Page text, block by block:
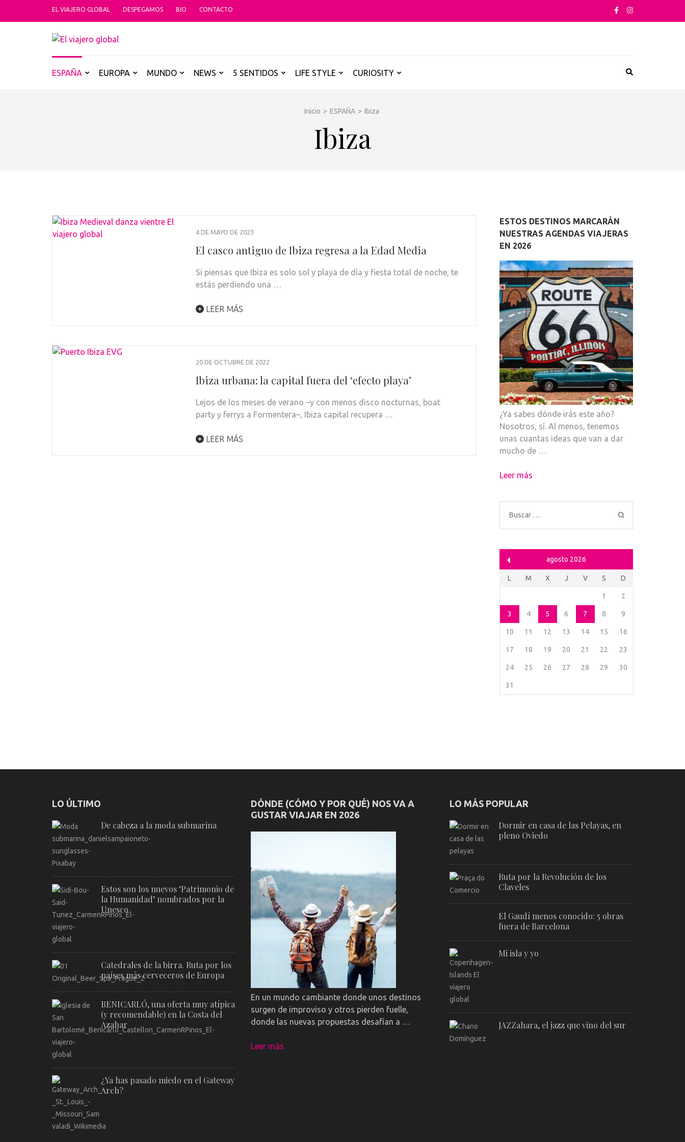
EL VIAJERO GLOBAL DESPEGAMOS BIO CONTACTO
ESPAÑA EUROPA MUNDO NEWS 5 SENTIDOS LIFE STYLE CURIOSITY
Inicio > ESPAÑA > Ibiza
Ibiza
4 DE MAYO DE 2023
El casco antiguo de Ibiza regresa a la Edad Media
Si piensas que Ibiza es solo sol y playa de día y fiesta total de noche, te
estás perdiendo una …
LEER MÁS
20 DE OCTUBRE DE 2022
Ibiza urbana: la capital fuera del ‘efecto playa’
Lejos de los meses de verano –y con menos disco nocturnas, boat
party y ferrys a Formentera–, Ibiza capital recupera …
LEER MÁS
ESTOS DESTINOS MARCARÁN
NUESTRAS AGENDAS VIAJERAS
EN 2026
¿Ya sabes dónde irás este año?
Nosotros, sí. Al menos, tenemos
unas cuantas ideas que van a dar
mucho de …
Leer más
Buscar:
agosto 2026
L M X J V S D
1 2
3 4 5 6 7 8 9
10 11 12 13 14 15 16
17 18 19 20 21 22 23
24 25 26 27 28 29 30
31
LO ÚLTIMO
De cabeza a la moda submarina
Estos son los nuevos ‘Patrimonio de
la Humanidad’ nombrados por la
Unesco
Catedrales de la birra. Ruta por los
países más cerveceros de Europa
BENICARLÓ, una oferta muy atípica
(y recomendable) en la Costa del
Azahar
¿Ya has pasado miedo en el Gateway
Arch?
DÓNDE (CÓMO Y POR QUÉ) NOS VA A
GUSTAR VIAJAR EN 2026
En un mundo cambiante donde unos destinos
surgen de improviso y otros pierden fuelle,
donde las nuevas propuestas desafían a …
Leer más
LO MÁS POPULAR
Dormir en casa de las Pelayas, en
pleno Oviedo
Ruta por la Revolución de los
Claveles
El Gaudí menos conocido: 5 obras
fuera de Barcelona
Mi isla y yo
JAZZahara, el jazz que vino del sur